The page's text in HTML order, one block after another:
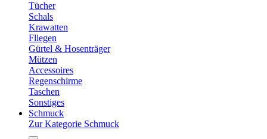
Tücher
Schals
Krawatten
Fliegen
Gürtel & Hosenträger
Mützen
Accessoires
Regenschirme
Taschen
Sonstiges
Schmuck
Zur Kategorie Schmuck